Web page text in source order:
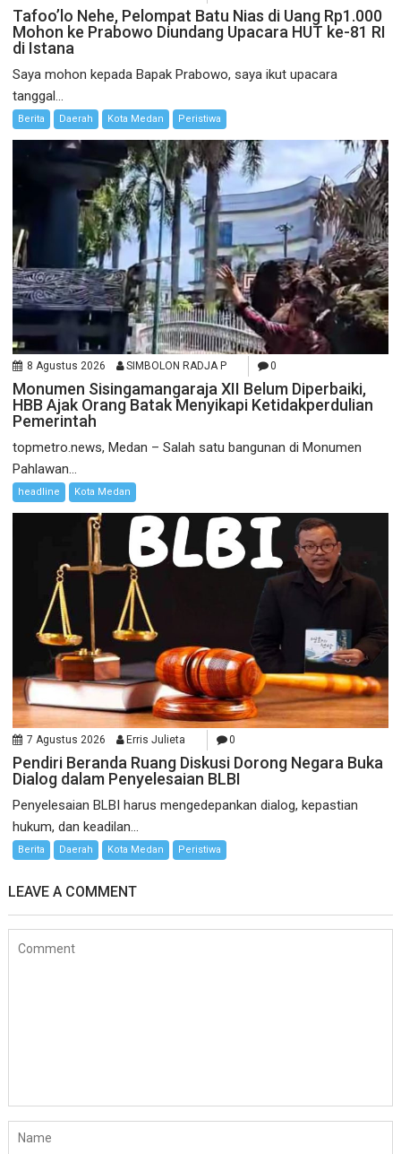
Tafoo’lo Nehe, Pelompat Batu Nias di Uang Rp1.000
Mohon ke Prabowo Diundang Upacara HUT ke-81 RI
di Istana
Saya mohon kepada Bapak Prabowo, saya ikut upacara
tanggal...
Berita Daerah Kota Medan Peristiwa
8 Agustus 2026 SIMBOLON RADJA P 0
Monumen Sisingamangaraja XII Belum Diperbaiki,
HBB Ajak Orang Batak Menyikapi Ketidakperdulian
Pemerintah
topmetro.news, Medan – Salah satu bangunan di Monumen
Pahlawan...
headline Kota Medan
7 Agustus 2026 Erris Julieta 0
Pendiri Beranda Ruang Diskusi Dorong Negara Buka
Dialog dalam Penyelesaian BLBI
Penyelesaian BLBI harus mengedepankan dialog, kepastian
hukum, dan keadilan...
Berita Daerah Kota Medan Peristiwa
LEAVE A COMMENT